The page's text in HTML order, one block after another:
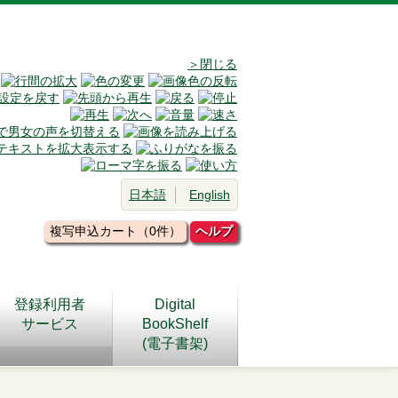
＞閉じる
日本語 English
複写申込カート（0件） ヘルプ
登録利用者
サービス
Digital
BookShelf
(電子書架)